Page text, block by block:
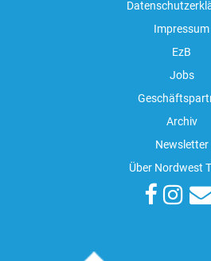
Impressum
EzB
Jobs
Archiv
Newsletter
Über Nordwest